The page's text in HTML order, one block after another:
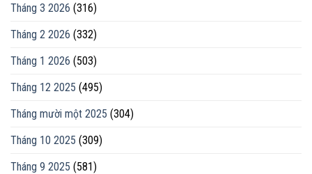
Tháng 3 2026 (316)
Tháng 2 2026 (332)
Tháng 1 2026 (503)
Tháng 12 2025 (495)
Tháng mười một 2025 (304)
Tháng 10 2025 (309)
Tháng 9 2025 (581)